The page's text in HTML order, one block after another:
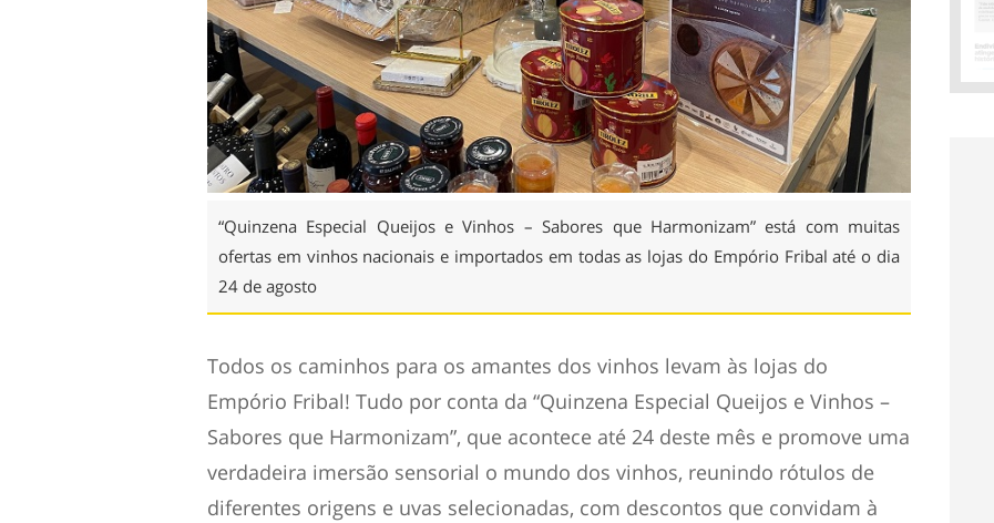
“Quinzena Especial Queijos e Vinhos – Sabores que Harmonizam” está com muitas
ofertas em vinhos nacionais e importados em todas as lojas do Empório Fribal até o dia
24 de agosto
Todos os caminhos para os amantes dos vinhos levam às lojas do
Empório Fribal! Tudo por conta da “Quinzena Especial Queijos e Vinhos –
Sabores que Harmonizam”, que acontece até 24 deste mês e promove uma
verdadeira imersão sensorial o mundo dos vinhos, reunindo rótulos de
diferentes origens e uvas selecionadas, com descontos que convidam à